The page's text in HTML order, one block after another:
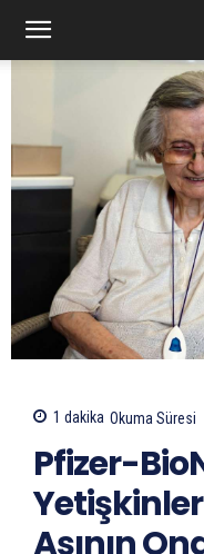
1 dakika Okuma Süresi
Pfizer-
Aşının